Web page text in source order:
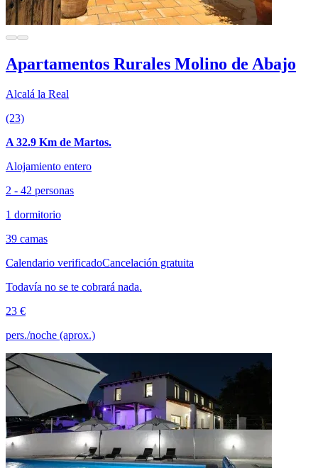
Apartamentos Rurales Molino de Abajo
Alcalá la Real
(23)
A 32.9 Km de Martos.
Alojamiento entero
2 - 42 personas
1 dormitorio
39 camas
Calendario verificadoCancelación gratuita
Todavía no se te cobrará nada.
23 €
pers./noche (aprox.)